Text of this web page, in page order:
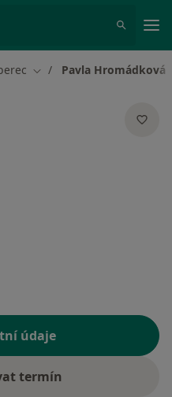
Změna města
Pavla Hromádková
údaje
termín